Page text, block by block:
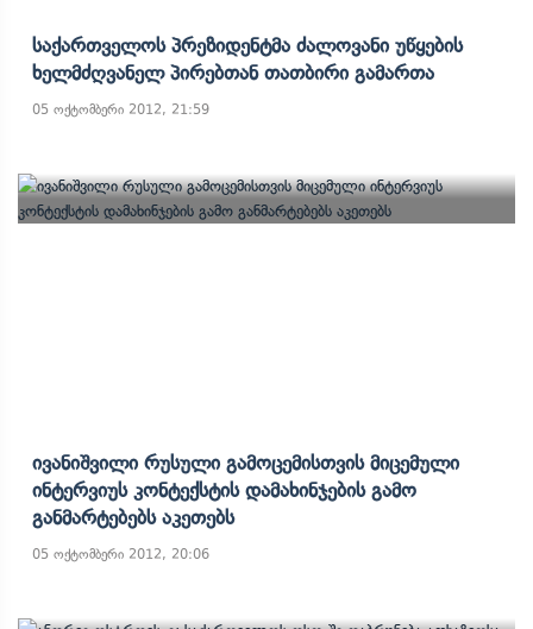
Საქართველოს Პრეზიდენტმა Ძალოვანი Უწყების
Ხელმძღვანელ Პირებთან Თათბირი Გამართა
05 ოქტომბერი 2012, 21:59
Ივანიშვილი Რუსული Გამოცემისთვის Მიცემული
Ინტერვიუს Კონტექსტის Დამახინჯების Გამო
Განმარტებებს Აკეთებს
05 ოქტომბერი 2012, 20:06